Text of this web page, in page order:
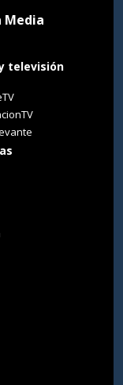
Media
televisión